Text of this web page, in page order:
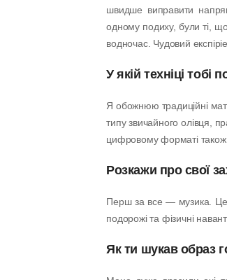
швидше виправити
одному подиху, були ті,
водночас. Чудовий
У якій техніці
Я обожнюю традиційні
типу звичайного олівця,
цифровому форматі
Розкажи про свої
Перш за все — музика. Це
подорожі та фізичні
Як ти шукав образ